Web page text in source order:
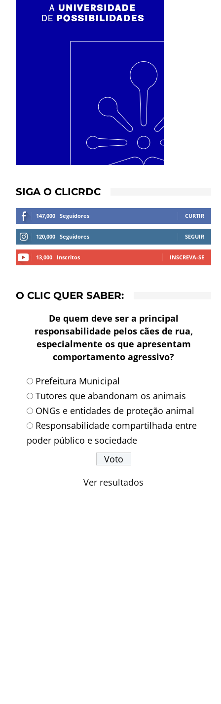
SIGA O CLICRDC
147,000 Seguidores CURTIR
120,000 Seguidores SEGUIR
13,000 Inscritos INSCREVA-SE
O CLIC QUER SABER:
De quem deve ser a principal
responsabilidade pelos cães de rua,
especialmente os que apresentam
comportamento agressivo?
Prefeitura Municipal
Tutores que abandonam os animais
ONGs e entidades de proteção animal
Responsabilidade compartilhada entre
poder público e sociedade
Ver resultados